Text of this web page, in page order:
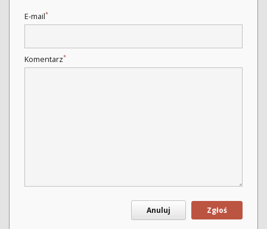
E-mail*
Komentarz*
Anuluj Zgłoś